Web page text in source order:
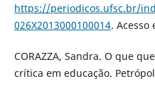
https://periodicos.ufsc.br/
026X2013000100014. Acesso
CORAZZA, Sandra. O que
crítica em educação.